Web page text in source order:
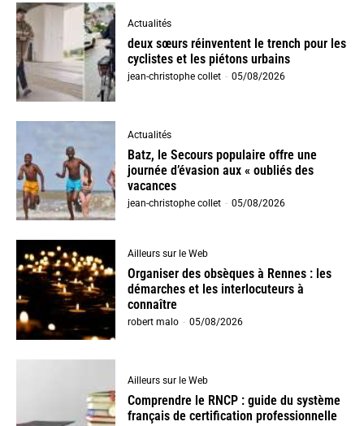
Actualités
deux sœurs réinventent le trench pour les
cyclistes et les piétons urbains
jean-christophe collet - 05/08/2026
Actualités
Batz, le Secours populaire offre une
journée d’évasion aux « oubliés des
vacances
jean-christophe collet - 05/08/2026
Ailleurs sur le Web
Organiser des obsèques à Rennes : les
démarches et les interlocuteurs à
connaître
robert malo - 05/08/2026
Ailleurs sur le Web
Comprendre le RNCP : guide du système
français de certification professionnelle